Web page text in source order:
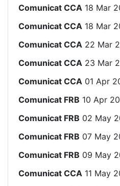
Comunicat CCA 18 Mar
Comunicat CCA 18 Mar
Comunicat CCA 22 Mar
Comunicat CCA 23 Mar
Comunicat CCA 01 Apr
Comunicat FRB 10 Apr
Comunicat FRB 02 May
Comunicat FRB 07 May
Comunicat FRB 09 May
Comunicat CCA 11 May